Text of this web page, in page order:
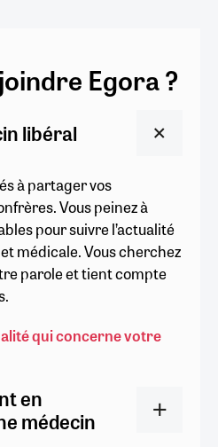
Egora ?
libéral
à partager vos
Vous peinez à
pour suivre l’actualité
médicale. Vous cherchez
parole et tient compte
qui concerne votre
en
médecin